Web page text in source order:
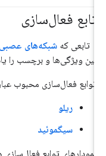
تابع فعال‌سازی
تابعی کهشبکه‌های عصبی را
بین ویژگی‌ها و برچسب را یاد
توابع فعال‌سازی محبوب
ریلو
سیگموئید
نمودارهای توابع